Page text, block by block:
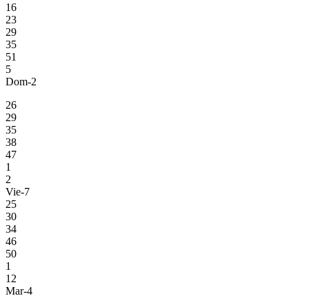
16
23
29
35
51
5
Dom-2
26
29
35
38
47
1
2
Vie-7
25
30
34
46
50
1
12
Mar-4